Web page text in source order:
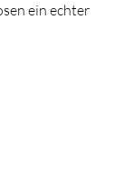
ein echter